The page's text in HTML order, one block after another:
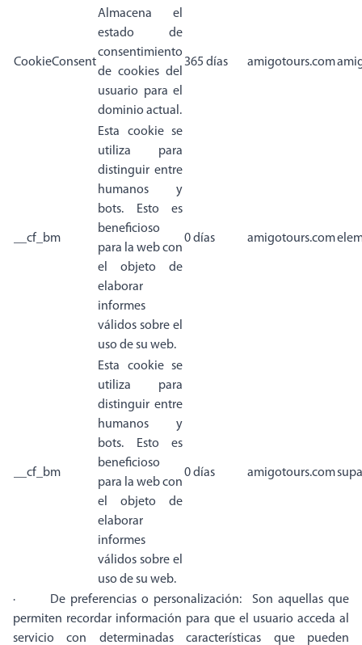
CookieConsent
Almacena el
estado de
consentimiento
de cookies del
usuario para el
dominio actual.
365 días amigotours.com
__cf_bm
Esta cookie se
utiliza para
distinguir entre
humanos y
bots. Esto es
beneficioso
para la web con
el objeto de
elaborar
informes
válidos sobre el
uso de su web.
0 días amigotours.com
__cf_bm
Esta cookie se
utiliza para
distinguir entre
humanos y
bots. Esto es
beneficioso
para la web con
el objeto de
elaborar
informes
válidos sobre el
uso de su web.
0 días amigotours.com
· De preferencias o personalización: Son aquellas que
permiten recordar información para que el usuario acceda al
servicio con determinadas características que pueden